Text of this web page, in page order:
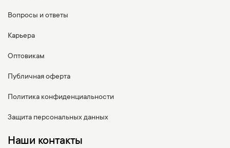
Вопросы и ответы
Карьера
Оптовикам
Публичная оферта
Политика конфиденциальности
Защита персональных данных
Наши контакты